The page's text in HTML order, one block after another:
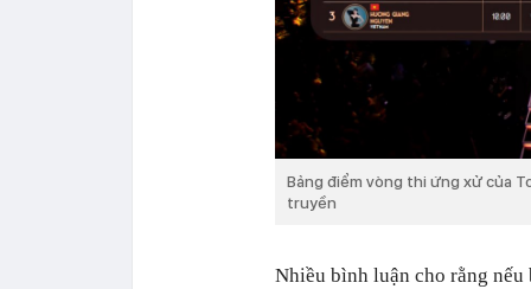
Bảng điểm vòng thi ứng xử của
truyền
Nhiều bình luận cho rằng nếu